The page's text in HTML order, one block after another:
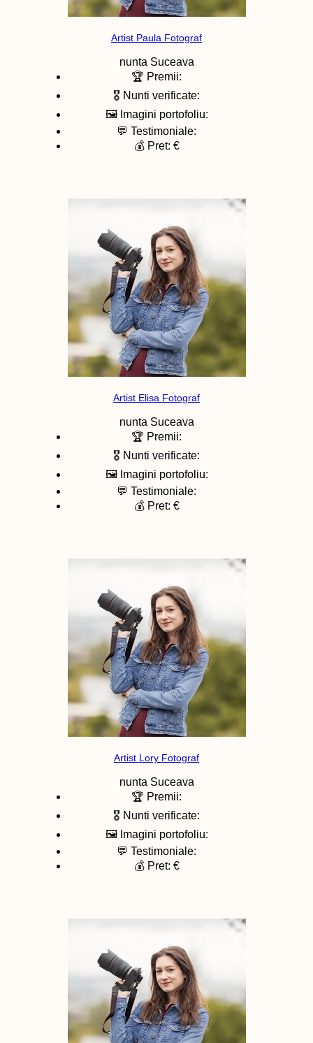
Artist Paula Fotograf
nunta Suceava
🏆 Premii:
🎖️ Nunti verificate:
🖼️ Imagini portofoliu:
💬 Testimoniale:
💰 Pret: €
Artist Elisa Fotograf
nunta Suceava
🏆 Premii:
🎖️ Nunti verificate:
🖼️ Imagini portofoliu:
💬 Testimoniale:
💰 Pret: €
Artist Lory Fotograf
nunta Suceava
🏆 Premii:
🎖️ Nunti verificate:
🖼️ Imagini portofoliu:
💬 Testimoniale:
💰 Pret: €